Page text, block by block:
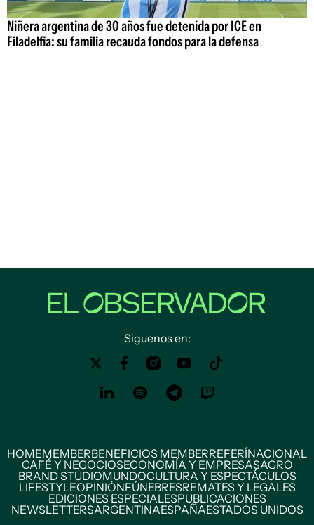
Niñera argentina de 30 años fue detenida por ICE en
Filadelfia: su familia recauda fondos para la defensa
Siguenos en:
HOMEMEMBERBENEFICIOS MEMBERREFERÍNACIONAL
CAFÉ Y NEGOCIOSECONOMÍA Y EMPRESASAGRO
BRAND STUDIOMUNDOCULTURA Y ESPECTÁCULOS
LIFESTYLEOPINIÓNFÚNEBRESREMATES Y LEGALES
EDICIONES ESPECIALESPUBLICACIONES
NEWSLETTERSARGENTINAESPAÑAESTADOS UNIDOS